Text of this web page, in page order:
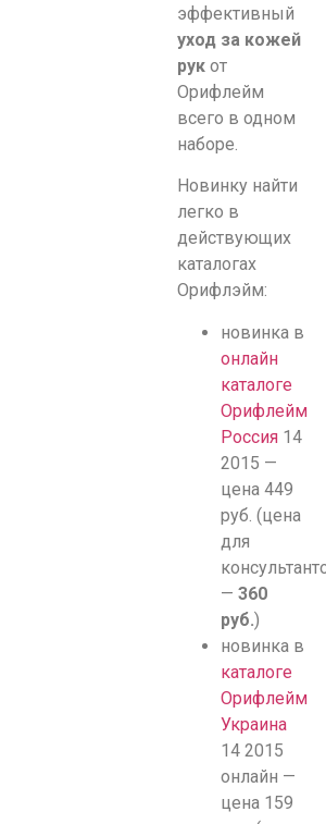
эффективный
уход за кожей
рукот
Орифлейм
всего в одном
наборе.
Новинку найти
легко в
действующих
каталогах
Орифлэйм:
новинка в
онлайн
каталоге
Орифлейм
Россия14
2015 —
цена 449
руб. (цена
для
— 360
руб.)
новинка в
каталоге
Орифлейм
Украина
14 2015
онлайн —
цена 159